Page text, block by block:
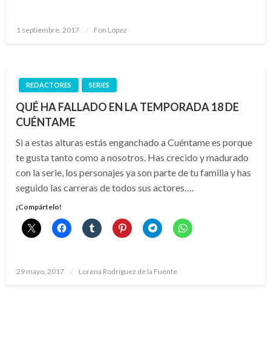
Publicado
1 septiembre, 2017 Fon López
REDACTORES SERIES
QUÉ HA FALLADO EN LA TEMPORADA 18 DE
CUÉNTAME
Si a estas alturas estás enganchado a Cuéntame es porque
te gusta tanto como a nosotros. Has crecido y madurado
con la serie, los personajes ya son parte de tu familia y has
seguido las carreras de todos sus actores….
¡Compártelo!
Publicado
29 mayo, 2017 Lorena Rodríguez de la Fuente